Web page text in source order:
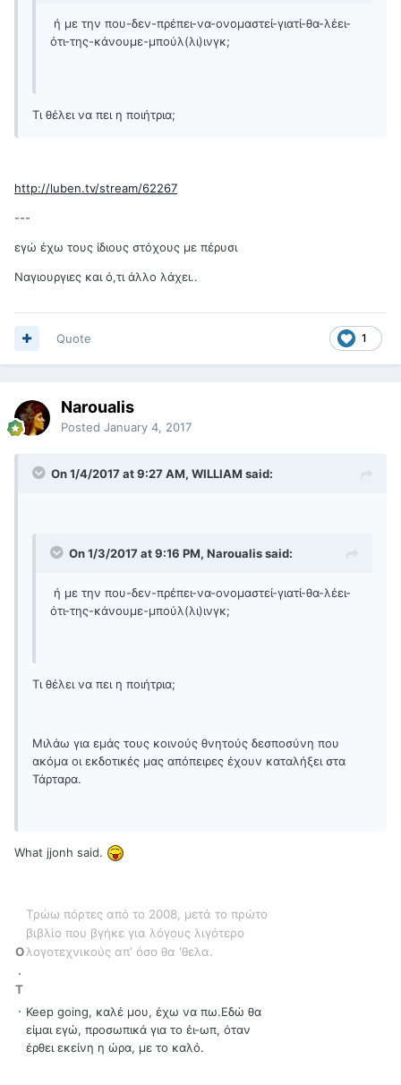
ή με την που-δεν-πρέπει-να-ονομαστεί-γιατί-θα-λέει-
ότι-της-κάνουμε-μπούλ(λι)ινγκ;
Τι θέλει να πει η ποιήτρια;
http://luben.tv/stream/62267
---
εγώ έχω τους ίδιους στόχους με πέρυσι
Ναγιουργιες και ό,τι άλλο λάχει..
1
Quote
Naroualis
Posted January 4, 2017
On 1/4/2017 at 9:27 AM, WILLIAM said:
On 1/3/2017 at 9:16 PM, Naroualis said:
ή με την που-δεν-πρέπει-να-ονομαστεί-γιατί-θα-λέει-
ότι-της-κάνουμε-μπούλ(λι)ινγκ;
Τι θέλει να πει η ποιήτρια;
Μιλάω για εμάς τους κοινούς θνητούς δεσποσύνη που
ακόμα οι εκδοτικές μας απόπειρες έχουν καταλήξει στα
Τάρταρα.
What jjonh said.
O
.
T
.
Τρώω πόρτες από το 2008, μετά το πρώτο
βιβλίο που βγήκε για λόγους λιγότερο
λογοτεχνικούς απ' όσο θα 'θελα.
Keep going, καλέ μου, έχω να πω.Εδώ θα
είμαι εγώ, προσωπικά για το έι-ωπ, όταν
έρθει εκείνη η ώρα, με το καλό.